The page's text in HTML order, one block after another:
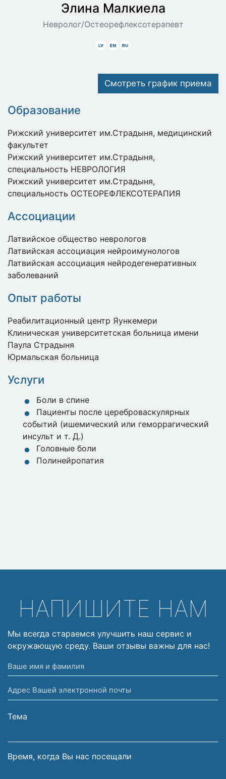
Элина Малкиела
Невролог/Остеорефлексотерапевт
Latviski
AngliskiKrieviski
Смотреть график приема
Образование
Рижский университет им.Страдыня, медицинский
факультет
Рижский университет им.Страдыня,
специальность НЕВРОЛОГИЯ
Рижский университет им.Страдыня,
специальность ОСТЕОРЕФЛЕКСОТЕРАПИЯ
Ассоциации
Латвийское общество неврологов
Латвийская ассоциация нейроимунологов
Латвийская ассоциация нейродегенеративных
заболеваний
Опыт работы
Реабилитационный центр Яункемери
Клиническая университетская больница имени
Паула Страдыня
Юрмальская больница
Услуги
Боли в спине
Пациенты после цереброваскулярных
событий (ишемический или геморрагический
инсульт и т. Д.)
Головные боли
Полинейропатия
НАПИШИТЕ НАМ
Мы всегда стараемся улучшить наш сервис и
окружающую среду. Ваши отзывы важны для нас!
Ваше
имя
и
фамилия
Адрес
Вашей
электронной
Тема
Время, когда Вы нас посещали